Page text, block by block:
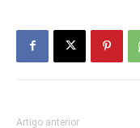
Artigo anterior